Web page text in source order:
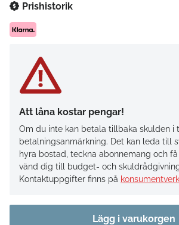
Prishistorik
Att låna kostar pengar!
Om du inte kan betala tillbaka skulden i
betalningsanmärkning. Det kan leda till
hyra bostad, teckna abonnemang och få
vänd dig till budget- och
Kontaktuppgifter finns på
Lägg i varukorgen